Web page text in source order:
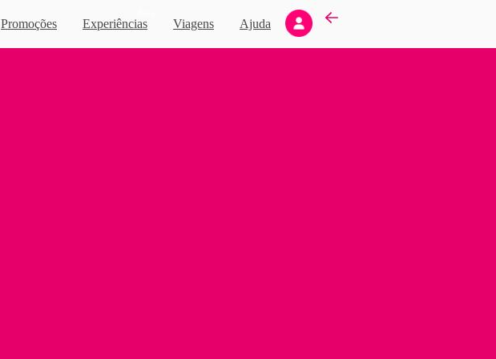
Promoções Experiências Viagens Ajuda